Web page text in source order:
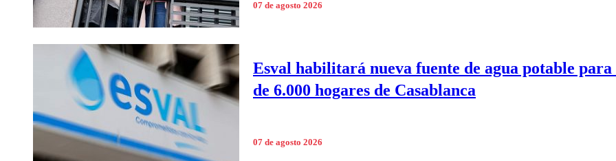
07 de agosto 2026
Esval habilitará nueva fuente de agua potable para
de 6.000 hogares de Casablanca
07 de agosto 2026